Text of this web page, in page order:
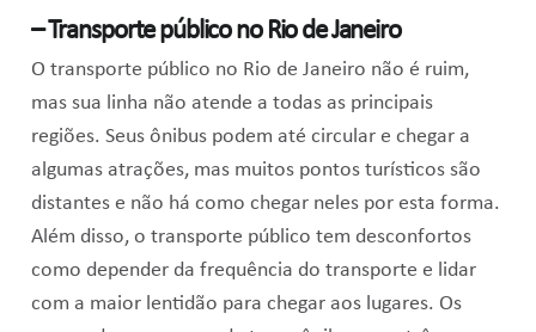
– Transporte público no Rio de Janeiro
O transporte público no Rio de Janeiro não é ruim,
mas sua linha não atende a todas as principais
regiões. Seus ônibus podem até circular e chegar a
algumas atrações, mas muitos pontos turísticos são
distantes e não há como chegar neles por esta forma.
Além disso, o transporte público tem desconfortos
como depender da frequência do transporte e lidar
com a maior lentidão para chegar aos lugares. Os